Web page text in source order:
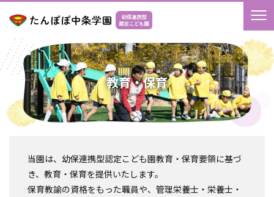
教育・保育
当園は、幼保連携型認定こども園教育・保育要領に基づ
き、教育・保育を提供いたします。
保育教諭の資格をもった職員や、管理栄養士・栄養士・